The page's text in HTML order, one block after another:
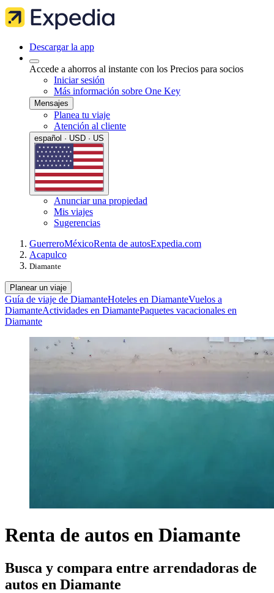
Descargar la app
Accede a ahorros al instante con los Precios para socios
Iniciar sesión
Más información sobre One Key
Mensajes
Planea tu viaje
Atención al cliente
español · USD · US
Anunciar una propiedad
Mis viajes
Sugerencias
GuerreroMéxicoRenta de autosExpedia.com
Acapulco
Diamante
Planear un viaje
Guía de viaje de DiamanteHoteles en DiamanteVuelos a
DiamanteActividades en DiamantePaquetes vacacionales en
Diamante
Renta de autos en Diamante
Busca y compara entre arrendadoras de
autos en Diamante